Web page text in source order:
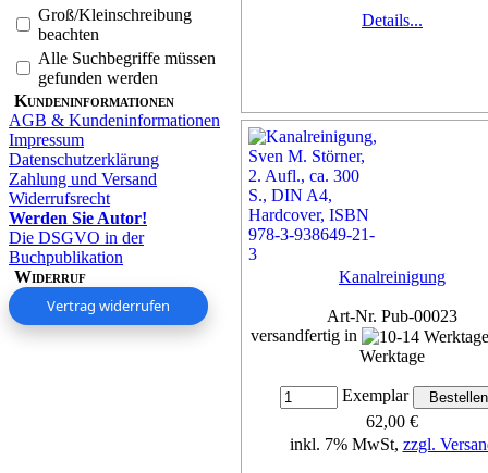
Groß/Kleinschreibung
beachten
Alle Suchbegriffe müssen
gefunden werden
Kundeninformationen
AGB & Kundeninformationen
Impressum
Datenschutzerklärung
Zahlung und Versand
Widerrufsrecht
Werden Sie Autor!
Die DSGVO in der
Buchpublikation
Widerruf
Vertrag widerrufen
Details...
Kanalreinigung
Art-Nr. Pub-00023
versandfertig in
Werktage
Exemplar
62,00 €
inkl. 7% MwSt, zzgl.